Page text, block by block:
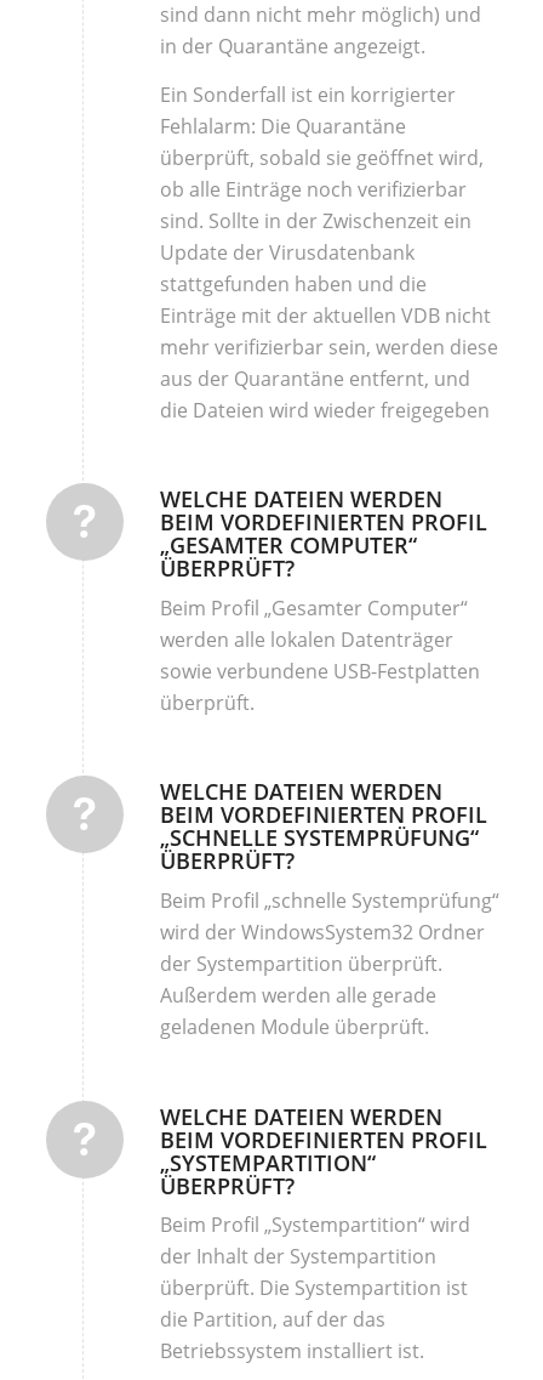
sind dann nicht mehr möglich) und
in der Quarantäne angezeigt.
Ein Sonderfall ist ein korrigierter
Fehlalarm: Die Quarantäne
überprüft, sobald sie geöffnet wird,
ob alle Einträge noch verifizierbar
sind. Sollte in der Zwischenzeit ein
Update der Virusdatenbank
stattgefunden haben und die
Einträge mit der aktuellen VDB nicht
mehr verifizierbar sein, werden diese
aus der Quarantäne entfernt, und
die Dateien wird wieder freigegeben
WELCHE DATEIEN WERDEN
BEIM VORDEFINIERTEN PROFIL
„GESAMTER COMPUTER“
ÜBERPRÜFT?
Beim Profil „Gesamter Computer“
werden alle lokalen Datenträger
sowie verbundene USB-Festplatten
überprüft.
WELCHE DATEIEN WERDEN
BEIM VORDEFINIERTEN PROFIL
„SCHNELLE SYSTEMPRÜFUNG“
ÜBERPRÜFT?
Beim Profil „schnelle Systemprüfung“
wird der WindowsSystem32 Ordner
der Systempartition überprüft.
Außerdem werden alle gerade
geladenen Module überprüft.
WELCHE DATEIEN WERDEN
BEIM VORDEFINIERTEN PROFIL
„SYSTEMPARTITION“
ÜBERPRÜFT?
Beim Profil „Systempartition“ wird
der Inhalt der Systempartition
überprüft. Die Systempartition ist
die Partition, auf der das
Betriebssystem installiert ist.